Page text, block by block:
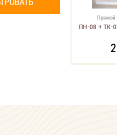
Прямой
ПН-08 + ТК-